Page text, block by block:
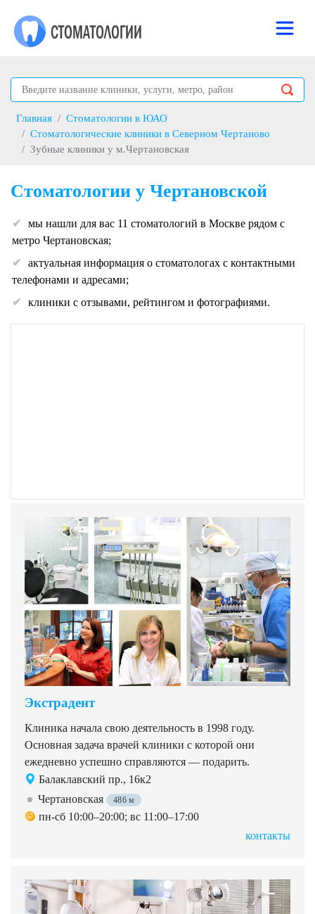
Главная
Стоматологии в ЮАО
Стоматологические клиники в Северном Чертаново
Зубные клиники у м.Чертановская
Стоматологии у Чертановской
мы нашли для вас 11 стоматологий в Москве рядом с
метро Чертановская;
актуальная информация о стоматологах с контактными
телефонами и адресами;
клиники с отзывами, рейтингом и фотографиями.
Экстрадент
Клиника начала свою деятельность в 1998 году.
Основная задача врачей клиники с которой они
ежедневно успешно справляются — подарить.
Балаклавский пр., 16к2
Чертановская
486 м
пн-сб 10:00–20:00; вс 11:00–17:00
контакты